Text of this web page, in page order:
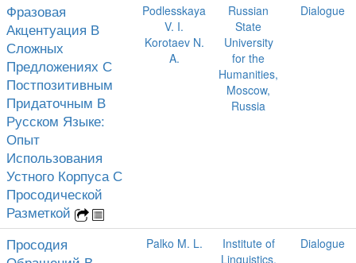
Фразовая
Акцентуация В
Сложных
Предложениях С
Постпозитивным
Придаточным В
Русском Языке:
Опыт
Использования
Устного Корпуса С
Просодической
Разметкой
Podlesskaya
V. I.
Korotaev N.
A.
Russian
State
University
for the
Humanities,
Moscow,
Russia
Dialogue
Просодия
Palko M. L.
Institute of
Linguistics,
Dialogue